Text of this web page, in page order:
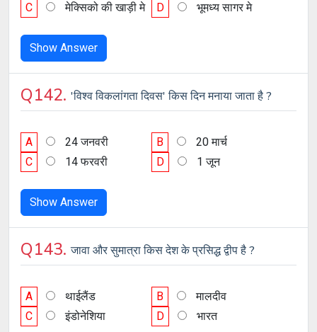
C
मेक्सिको की खाड़ी मे D भूमध्य सागर मे
Show Answer
Q142. 'विश्व विकलांगता दिवस' किस दिन मनाया जाता है ?
A 24 जनवरी B
20 मार्च
C
14 फरवरी D 1 जून
Show Answer
Q143.जावा और सुमात्रा किस देश के प्रसिद्ध द्वीप है ?
A थाईलैंड B
मालदीव
C
इंडोनेशिया D भारत